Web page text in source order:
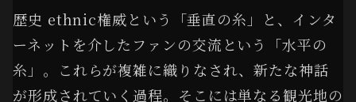
歴史 ethnic権威という「垂直の糸」と、インタ
ーネットを介したファンの交流という「水平の
糸」。これらが複雑に織りなされ、新たな神話
が形成されていく過程。そこには単なる観光地の